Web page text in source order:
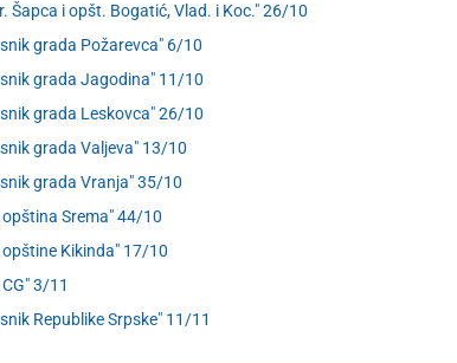
Šapca i opšt. Bogatić, Vlad. i Koc." 26/10
grada Požarevca" 6/10
grada Jagodina" 11/10
grada Leskovca" 26/10
grada Valjeva" 13/10
grada Vranja" 35/10
opština Srema" 44/10
opštine Kikinda" 17/10
3/11
Republike Srpske" 11/11